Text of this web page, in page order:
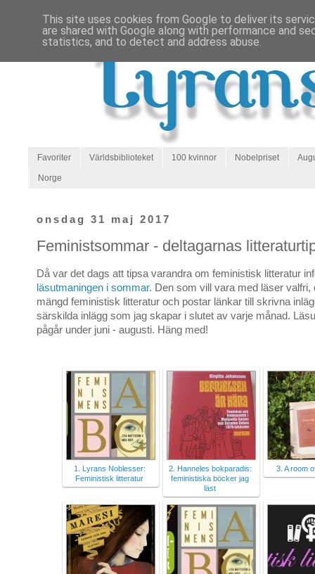
Favoriter Världsbiblioteket 100 kvinnor Nobelpriset
Norge
onsdag 31 maj 2017
Feministsommar - deltagarnas
Då var det dags att tipsa varandra om feministisk litteratur
läsutmaningen i sommar. Den som vill vara med läser valfri,
mängd feministisk litteratur och postar länkar till skrivna
särskilda inlägg som jag skapar i slutet av varje månad.
pågår under juni - augusti. Häng med!
1. Lyrans Noblesser:
Feministisk litteratur
2. Hanneles bokparadis:
feministiska böcker jag
läst
3. A room
This site uses cookies from Google to deliver its
are shared with Google along with performance and
statistics, and to detect and address abuse.